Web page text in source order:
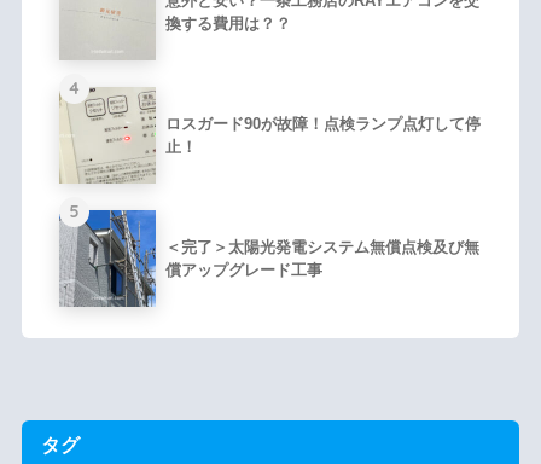
換する費用は？？
4
ロスガード90が故障！点検ランプ点灯して停
止！
5
＜完了＞太陽光発電システム無償点検及び無
償アップグレード工事
タグ